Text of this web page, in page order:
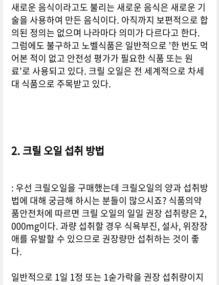
새로운 음식이라고도 불리는 새로운 음식은 새로운 기
술을 사용하여 만든 음식이다. 아직까지 보편적으로 합
의된 정의는 없으며 나라마다 의미가 다르다고 한다.
그럼에도 불구하고 노벨식품은 일반적으로 '한 번도 먹
어본 적이 없고 안전성 평가가 필요한 식품 또는 원
료'로 사용되고 있다. 크릴 오일은 전 세계적으로 차세
대 식품으로 주목받고 있다.
2. 크릴 오일 섭취 방법
: 우선 크릴오일을 구매했는데 크릴오일의 양과 섭취방
법에 대해 궁금해 하시는 분들이 많으시죠? 식품의약
품안전처에 따르면 크릴 오일의 일일 권장 섭취량은 2,
000mg이다. 과량 섭취할 경우 식욕부진, 설사, 위장장
애를 유발할 수 있으므로 권장량만 섭취하는 것이 좋
다.
일반적으로 1일 1정 또는 1숟가락을 권장 섭취량이지